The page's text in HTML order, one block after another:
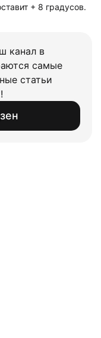
+ 8 градусов.
канал в
самые
статьи